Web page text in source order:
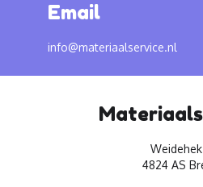
Email
info@materiaalservice.nl
4824 AS